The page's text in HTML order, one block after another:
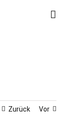
Zurück Vor